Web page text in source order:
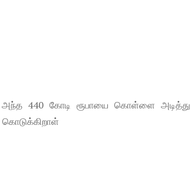
அந்த 440 கோடி ரூபாயை கொள்ளை அடித்து